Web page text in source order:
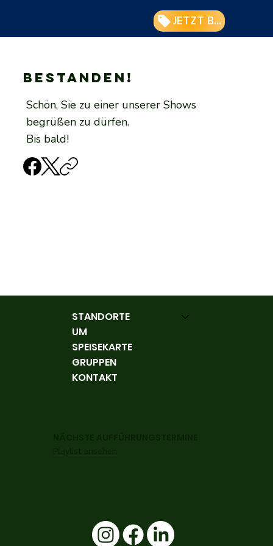
JETZT BUCHEN
Bestanden!
Schön, Sie zu einer unserer Shows
begrüßen zu dürfen.
Bis bald!
STANDORTE
UM
SPEISEKARTE
GRUPPEN
KONTAKT